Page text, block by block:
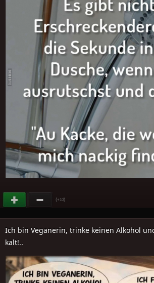
(+10)
Ich bin Veganerin, trinke keinen Alkohol
kalt!..